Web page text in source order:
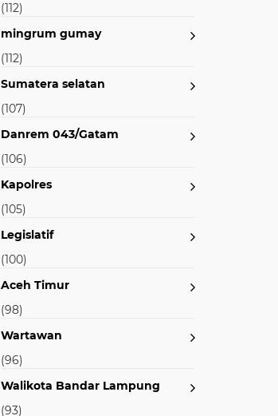
(112)
mingrum gumay
(112)
Sumatera selatan
(107)
Danrem 043/Gatam
(106)
Kapolres
(105)
Legislatif
(100)
Aceh Timur
(98)
Wartawan
(96)
Walikota Bandar Lampung
(93)